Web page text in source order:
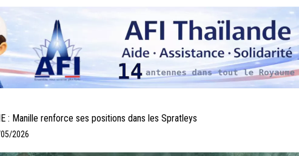
Thaïlande
: Manille renforce ses positions dans les Spratleys
2026